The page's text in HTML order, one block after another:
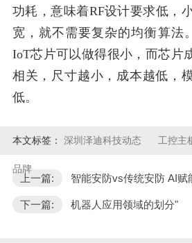
功耗，意味着RF设计要求低，
宽，就不需要复杂的均衡算法
IoT芯片可以做得很小，而芯片
相关，尺寸越小，成本越低，
低。
本文标签： 深圳泽迪科技动态 工控主
品牌
上一篇: 智能安防vs传统安防 AI赋
下一篇: 机器人应用领域的划分"